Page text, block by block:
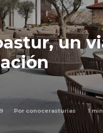
un
Por conocerasturias 1